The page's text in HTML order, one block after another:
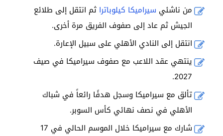
من ناشئي سيراميكا كيلوباترا ثم انتقل إلى طلائع
الجيش ثم عاد إلى صفوف الفريق مرة أخرى.
انتقل إلى النادي الأهلي على سبيل الإعارة.
ينتهي عقد اللاعب مع صفوف سيراميكا في صيف
2027.
تألق مع سيراميكا وسجل هدفًا رائعاً في شباك
الأهلي في نصف نهائي كأس السوبر.
شارك مع سيراميكا خلال الموسم الحالي في 17